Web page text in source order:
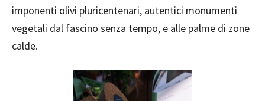
imponenti olivi pluricentenari, autentici monumenti
vegetali dal fascino senza tempo, e alle palme di zone
calde.